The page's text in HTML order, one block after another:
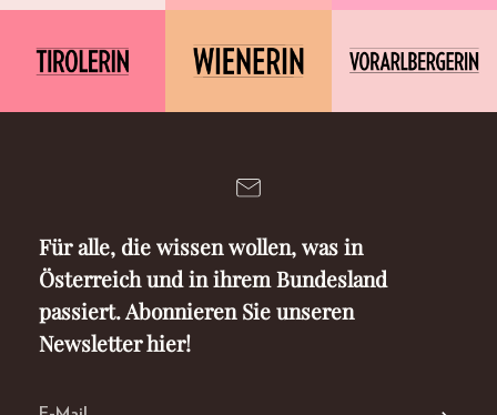
Für alle, die wissen wollen, was in
Österreich und in ihrem Bundesland
passiert. Abonnieren Sie unseren
Newsletter hier!